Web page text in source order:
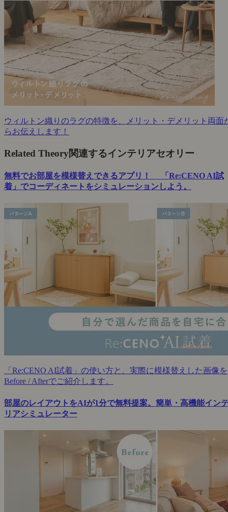
ウィルトン織りのラグの特徴を、メリット・デメリット両面
らお伝えします！
Related Theory関連するインテリアセオリー
無料でお部屋を模様替えできるアプリ！ 「Re:CENO AI試
着」でコーディネートをシミュレーションしよう。
「Re:CENO AI試着」の使い方と、実際に模様替えした画像を
Before / Afterでご紹介します。
部屋のレイアウトをAIが1分で無料提案。簡単・高機能イン
リアシミュレーター